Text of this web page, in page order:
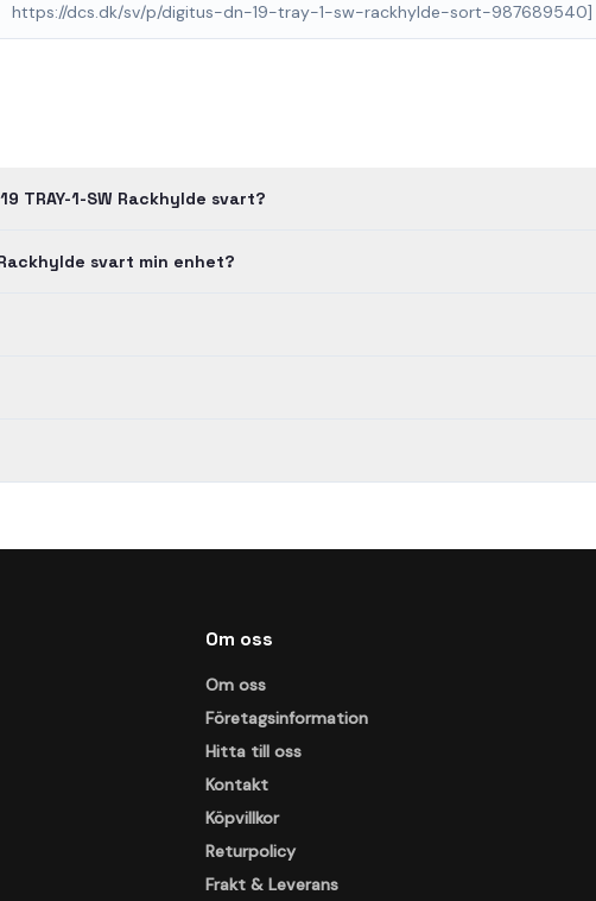
https://dcs.dk/sv/p/digitus-dn-19-tray-1-sw-rackhylde-sort-987689540]
TRAY-1-SW Rackhylde svart?
Rackhylde svart min enhet?
Om oss
Om oss
Företagsinformation
Hitta till oss
Kontakt
Köpvillkor
Returpolicy
Frakt & Leverans